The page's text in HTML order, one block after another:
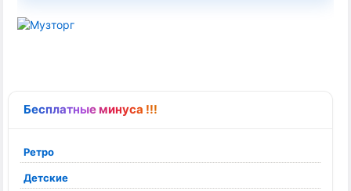
Бесплатные минуса !!!
Ретро
Детские